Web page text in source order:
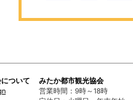
ついて みたか都市観光協会
営業時間：9時～18時